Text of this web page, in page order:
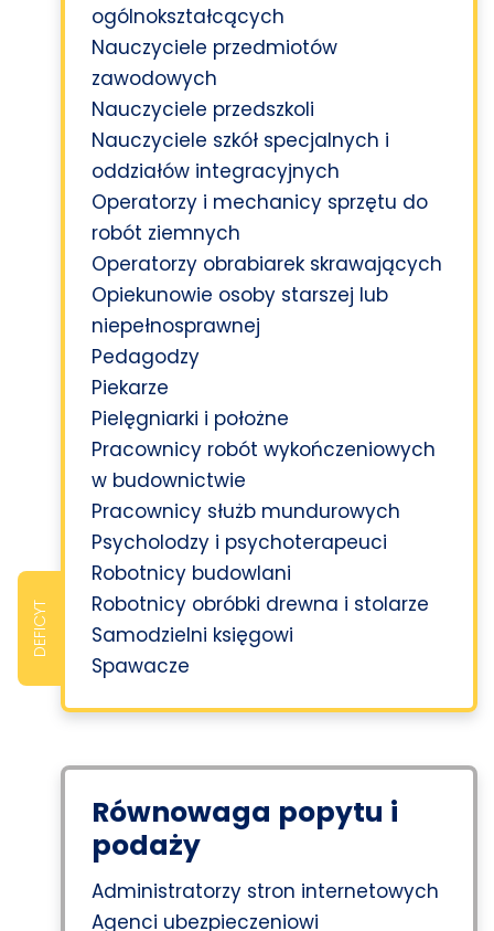
DEFICYT
ogólnokształcących
Nauczyciele przedmiotów
zawodowych
Nauczyciele przedszkoli
Nauczyciele szkół specjalnych i
oddziałów integracyjnych
Operatorzy i mechanicy sprzętu do
robót ziemnych
Operatorzy obrabiarek skrawających
Opiekunowie osoby starszej lub
niepełnosprawnej
Pedagodzy
Piekarze
Pielęgniarki i położne
Pracownicy robót wykończeniowych
w budownictwie
Pracownicy służb mundurowych
Psycholodzy i psychoterapeuci
Robotnicy budowlani
Robotnicy obróbki drewna i stolarze
Samodzielni księgowi
Spawacze
Równowaga popytu i
podaży
Administratorzy stron internetowych
Agenci ubezpieczeniowi